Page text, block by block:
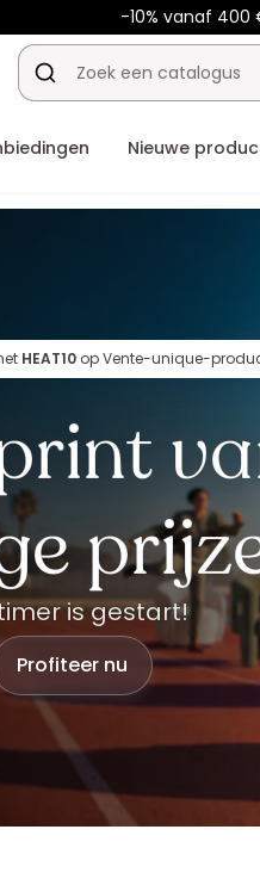
-10% vanaf
Nieuwe
HEAT10 op Vente-unique-
is gestart!
Profiteer nu